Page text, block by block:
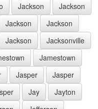
Jackson
Jackson
Jackson
Jackson
Jackson
Jacksonville
Jamestown
Jasper
Jasper
Jay
Jayton